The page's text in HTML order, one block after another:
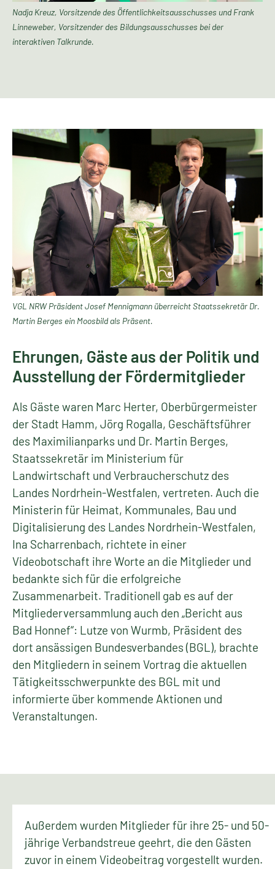
Nadja Kreuz, Vorsitzende des Öffentlichkeitsausschusses und Frank
Linneweber, Vorsitzender des Bildungsausschusses bei der
interaktiven Talkrunde.
VGL NRW Präsident Josef Mennigmann überreicht Staatssekretär Dr.
Martin Berges ein Moosbild als Präsent.
Ehrungen, Gäste aus der Politik und
Ausstellung der Fördermitglieder
Als Gäste waren Marc Herter, Oberbürgermeister
der Stadt Hamm, Jörg Rogalla, Geschäftsführer
des Maximilianparks und Dr. Martin Berges,
Staatssekretär im Ministerium für
Landwirtschaft und Verbraucherschutz des
Landes Nordrhein-Westfalen, vertreten. Auch die
Ministerin für Heimat, Kommunales, Bau und
Digitalisierung des Landes Nordrhein-Westfalen,
Ina Scharrenbach, richtete in einer
Videobotschaft ihre Worte an die Mitglieder und
bedankte sich für die erfolgreiche
Zusammenarbeit. Traditionell gab es auf der
Mitgliederversammlung auch den „Bericht aus
Bad Honnef“: Lutze von Wurmb, Präsident des
dort ansässigen Bundesverbandes (BGL), brachte
den Mitgliedern in seinem Vortrag die aktuellen
Tätigkeitsschwerpunkte des BGL mit und
informierte über kommende Aktionen und
Veranstaltungen.
Außerdem wurden Mitglieder für ihre 25- und 50-
jährige Verbandstreue geehrt, die den Gästen
zuvor in einem Videobeitrag vorgestellt wurden.